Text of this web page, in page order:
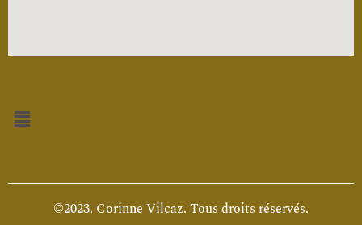
Menu
©2023. Corinne Vilcaz. Tous droits réservés.